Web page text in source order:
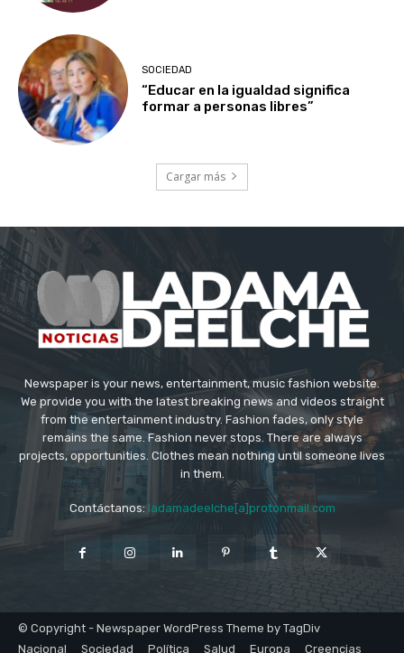
SOCIEDAD
“Educar en la igualdad significa
formar a personas libres”
Cargar más
Newspaper is your news, entertainment, music fashion website.
We provide you with the latest breaking news and videos straight
from the entertainment industry. Fashion fades, only style
remains the same. Fashion never stops. There are always
projects, opportunities. Clothes mean nothing until someone lives
in them.
Contáctanos: ladamadeelche[a]protonmail.com
© Copyright - Newspaper WordPress Theme by TagDiv
Nacional
Sociedad Política Salud Europa Creencias